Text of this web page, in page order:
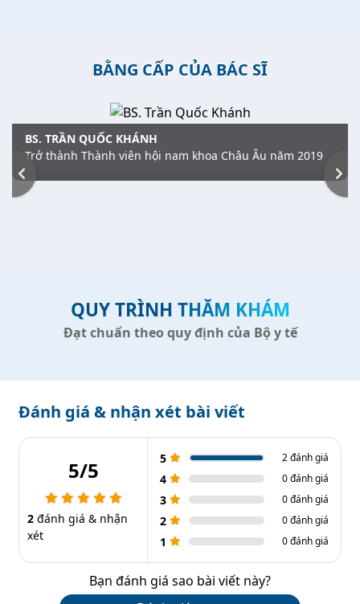
BẰNG CẤP CỦA BÁC SĨ
BS. TRẦN QUỐC KHÁNH
Trở thành Thành viên hội nam khoa Châu Âu năm 2019
QUY TRÌNH THĂM KHÁM
Đạt chuẩn theo quy định của Bộ y tế
Đánh giá & nhận xét bài viết
5/5
2 đánh giá & nhận
xét
5 2 đánh giá
4 0 đánh giá
3 0 đánh giá
2 0 đánh giá
1 0 đánh giá
Bạn đánh giá sao bài viết này?